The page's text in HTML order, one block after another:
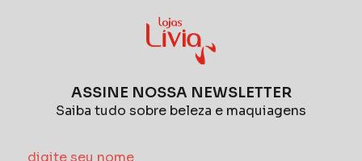
ASSINE NOSSA NEWSLETTER
Saiba tudo sobre beleza e maquiagens